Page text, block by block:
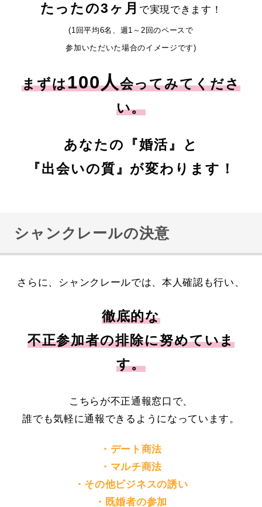
たったの3ヶ月 で実現できます！
(1回平均6名、週1～2回のペースで
参加いただいた場合のイメージです)
まずは100人会ってみてくださ
い。
あなたの『婚活』と
『出会いの質』が変わります！
シャンクレールの決意
さらに、シャンクレールでは、本人確認も行い、
徹底的な
不正参加者の排除に努めていま
す。
こちらが不正通報窓口で、
誰でも気軽に通報できるようになっています。
・デート商法
・マルチ商法
・その他ビジネスの誘い
・既婚者の参加